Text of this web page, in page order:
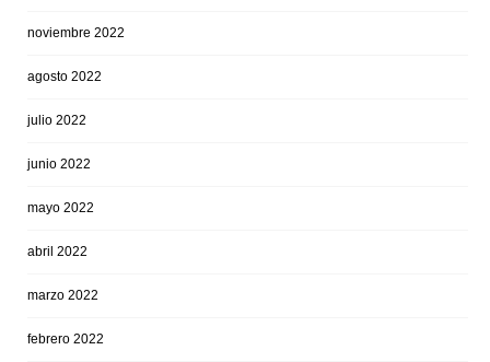
noviembre 2022
agosto 2022
julio 2022
junio 2022
mayo 2022
abril 2022
marzo 2022
febrero 2022